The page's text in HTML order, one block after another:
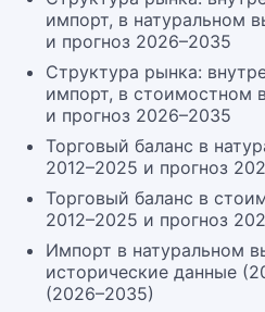
импорт, в натуральном
и прогноз 2026–2035
Структура рынка:
импорт, в стоимостном
и прогноз 2026–2035
Торговый баланс в
2012–2025 и прогноз
Торговый баланс в
2012–2025 и прогноз
Импорт в натуральном
исторические данные
(2026–2035)